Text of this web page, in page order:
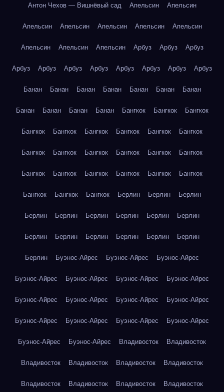
Антон Чехов — Вишнёвый сад Апельсин Апельсин
Апельсин Апельсин Апельсин Апельсин Апельсин
Апельсин Апельсин Апельсин Арбуз Арбуз Арбуз
Арбуз Арбуз Арбуз Арбуз Арбуз Арбуз Арбуз Арбуз
Банан Банан Банан Банан Банан Банан Банан
Банан Банан Банан Банан Бангкок Бангкок Бангкок
Бангкок Бангкок Бангкок Бангкок Бангкок Бангкок
Бангкок Бангкок Бангкок Бангкок Бангкок Бангкок
Бангкок Бангкок Бангкок Бангкок Бангкок Бангкок
Бангкок Бангкок Бангкок Берлин Берлин Берлин
Берлин Берлин Берлин Берлин Берлин Берлин
Берлин Берлин Берлин Берлин Берлин Берлин
Берлин Буэнос-Айрес Буэнос-Айрес Буэнос-Айрес
Буэнос-Айрес Буэнос-Айрес Буэнос-Айрес Буэнос-Айрес
Буэнос-Айрес Буэнос-Айрес Буэнос-Айрес Буэнос-Айрес
Буэнос-Айрес Буэнос-Айрес Буэнос-Айрес Буэнос-Айрес
Буэнос-Айрес Буэнос-Айрес Владивосток Владивосток
Владивосток Владивосток Владивосток Владивосток
Владивосток Владивосток Владивосток Владивосток